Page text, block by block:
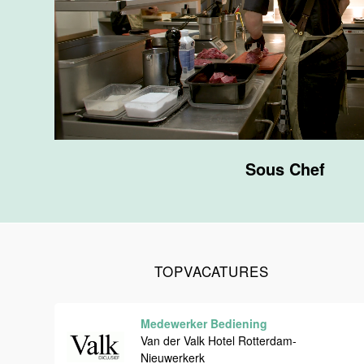
Van der Valk
Hotel
Maastricht-
Maas
Maastricht
20 tot 38 uur
Maastricht-
Medewerker
bediening
Sous Chef
TOPVACATURES
Medewerker Bediening
Van der Valk Hotel Rotterdam-
Nieuwerkerk